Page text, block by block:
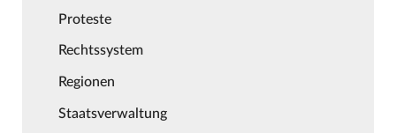
Proteste
Rechtssystem
Regionen
Staatsverwaltung